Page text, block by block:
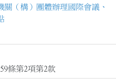
（構）團體辦理國際會議、
條第2項第2款